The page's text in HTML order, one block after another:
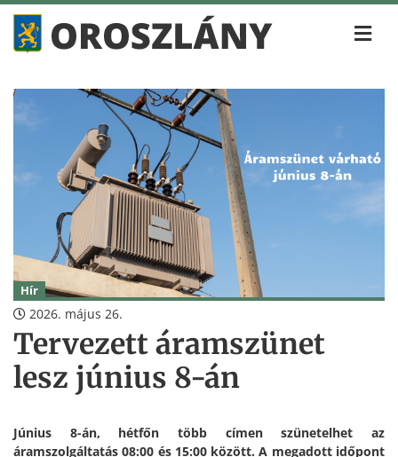
Hír
2026. május 26.
Tervezett áramszünet
lesz június 8-án
Június 8-án, hétfőn több címen szünetelhet az
áramszolgáltatás 08:00 és 15:00 között. A megadott időpont